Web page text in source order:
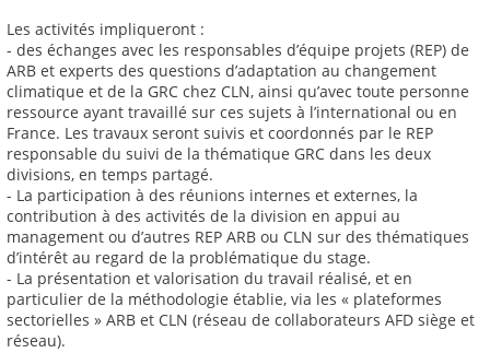
Les activités impliqueront :
- des échanges avec les responsables d’équipe projets (REP) de
ARB et experts des questions d’adaptation au changement
climatique et de la GRC chez CLN, ainsi qu’avec toute personne
ressource ayant travaillé sur ces sujets à l’international ou en
France. Les travaux seront suivis et coordonnés par le REP
responsable du suivi de la thématique GRC dans les deux
divisions, en temps partagé.
- La participation à des réunions internes et externes, la
contribution à des activités de la division en appui au
management ou d’autres REP ARB ou CLN sur des thématiques
d’intérêt au regard de la problématique du stage.
- La présentation et valorisation du travail réalisé, et en
particulier de la méthodologie établie, via les « plateformes
sectorielles » ARB et CLN (réseau de collaborateurs AFD siège et
réseau).